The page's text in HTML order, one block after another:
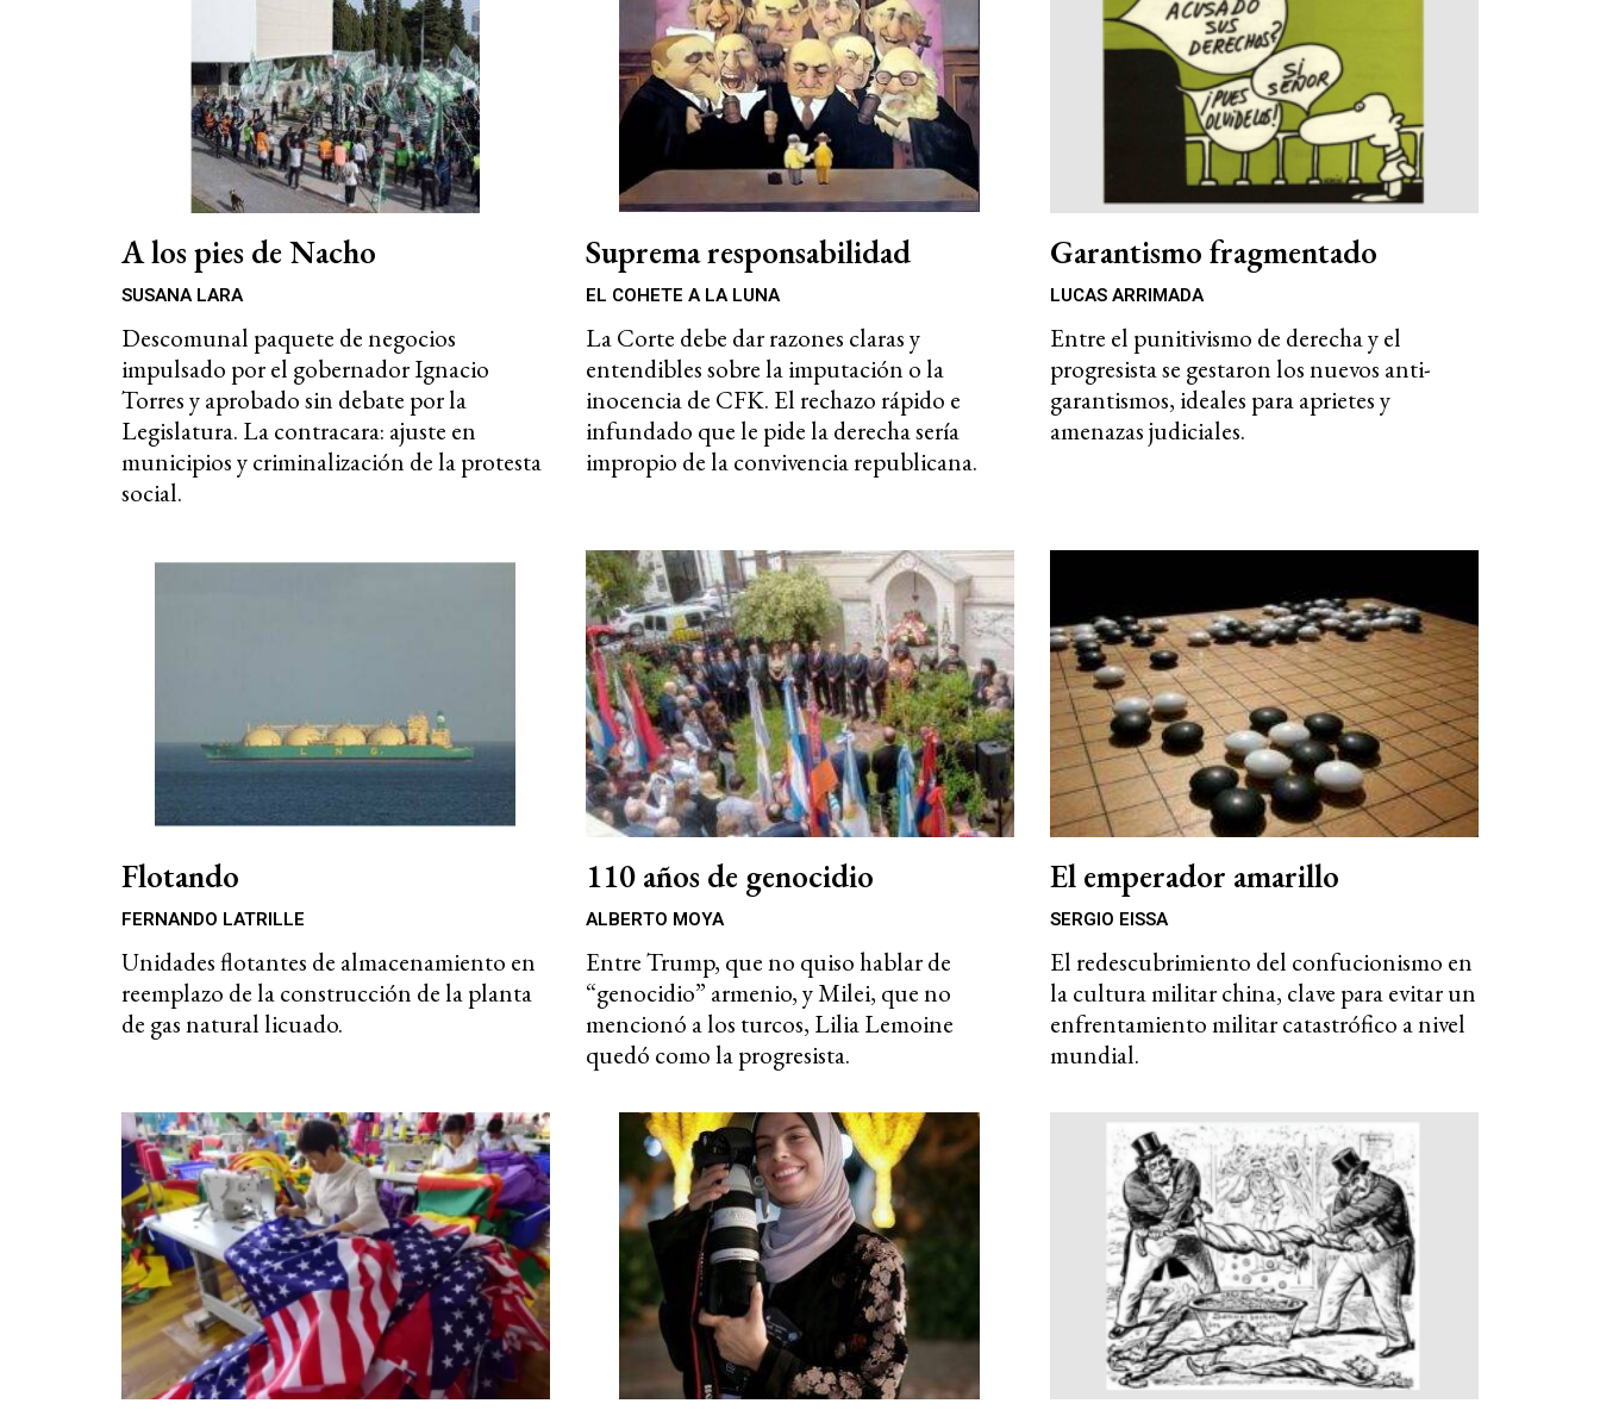
A los pies de Nacho
SUSANA LARA
Descomunal paquete de negocios
impulsado por el gobernador Ignacio
Torres y aprobado sin debate por la
Legislatura. La contracara: ajuste en
municipios y criminalización de la protesta
social.
Suprema responsabilidad
EL COHETE A LA LUNA
La Corte debe dar razones claras y
entendibles sobre la imputación o la
inocencia de CFK. El rechazo rápido e
infundado que le pide la derecha sería
impropio de la convivencia republicana.
Garantismo fragmentado
LUCAS ARRIMADA
Entre el punitivismo de derecha y el
progresista se gestaron los nuevos anti-
garantismos, ideales para aprietes y
amenazas judiciales.
Flotando
FERNANDO LATRILLE
Unidades flotantes de almacenamiento en
reemplazo de la construcción de la planta
de gas natural licuado.
110 años de genocidio
ALBERTO MOYA
Entre Trump, que no quiso hablar de
“genocidio” armenio, y Milei, que no
mencionó a los turcos, Lilia Lemoine
quedó como la progresista.
El emperador amarillo
SERGIO EISSA
El redescubrimiento del confucionismo en
la cultura militar china, clave para evitar un
enfrentamiento militar catastrófico a nivel
mundial.